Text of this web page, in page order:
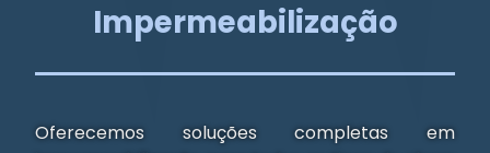
Impermeabilização
Oferecemos soluções completas em